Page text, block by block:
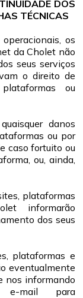
DOS
TÉCNICAS
os
da Cholet não
seus serviços
o direito de
ou
danos
ou por
caso fortuito ou
ou, ainda,
plataformas
informarão
dos seus
plataformas e
eventualmente
nos informando
e-mail para